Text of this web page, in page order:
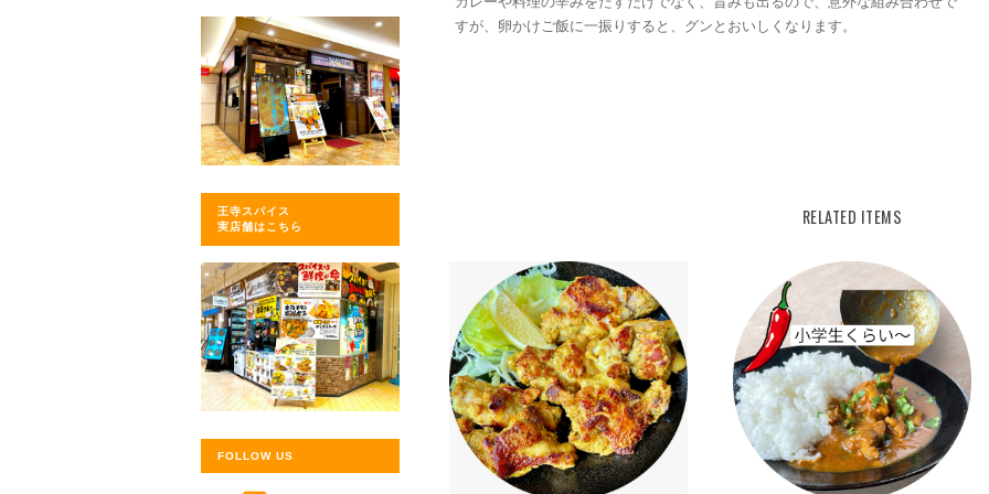
すが、卵かけご飯に一振りすると、グンとおいしくなります。
RELATED ITEMS
王寺スパイス
実店舗はこちら
FOLLOW US